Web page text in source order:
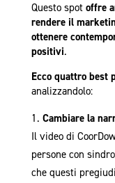
Questo spot offre
rendere il
ottenere
positivi.
Ecco quattro best
analizzandolo:
Cambiare la
Il video di
persone con
che questi